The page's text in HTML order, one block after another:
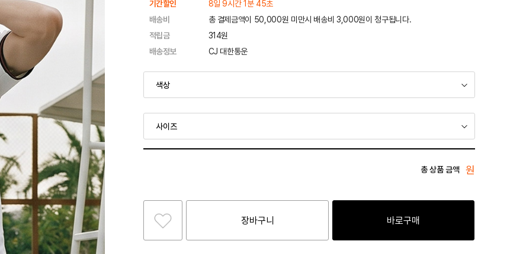
기간할인
8일 9시간 1분 45초
배송비
총 결제금액이 50,000원 미만시 배송비 3,000원이 청구됩니다.
적립금
314원
배송정보
CJ 대한통운
총 상품 금액 원
장바구니 바로구매